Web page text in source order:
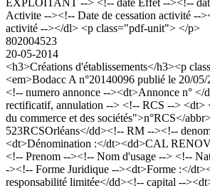
Activite --><!-- Date de cessation activité --
activité --></dl> <p class="pdf-unit"> </p>
802004523
20-05-2014
<h3>Créations d'établissements</h3><p
<em>Bodacc A n°20140096 publié le 20/
<!-- numero annonce --><dt>Annonce n°
rectificatif, annulation --> <!-- RCS --> <dt>
du commerce et des sociétés">n°RCS</
523RCSOrléans</dd><!-- RM --><!--
<dt>Dénomination :</dt><dd>CAL
<!-- Prenom --><!-- Nom d'usage --> <!--
-><!-- Forme Juridique --><dt>Forme :</
responsabilité limitée</dd><!-- capital --